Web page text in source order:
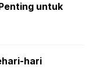
untuk
hari